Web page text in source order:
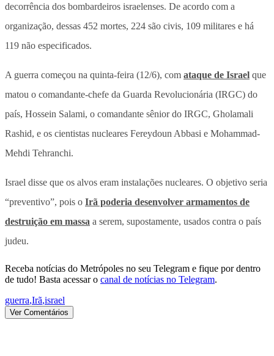
decorrência dos bombardeiros israelenses. De acordo com a
organização, dessas 452 mortes, 224 são civis, 109 militares e há
119 não especificados.
A guerra começou na quinta-feira (12/6), com ataque de Israel que
matou o comandante-chefe da Guarda Revolucionária (IRGC) do
país, Hossein Salami, o comandante sênior do IRGC, Gholamali
Rashid, e os cientistas nucleares Fereydoun Abbasi e Mohammad-
Mehdi Tehranchi.
Israel disse que os alvos eram instalações nucleares. O objetivo seria
“preventivo”, pois o Irã poderia desenvolver armamentos de
destruição em massa a serem, supostamente, usados contra o país
judeu.
Receba notícias do Metrópoles no seu Telegram e fique por dentro
de tudo! Basta acessar o canal de notícias no Telegram.
guerra,Irã,israel
Ver Comentários